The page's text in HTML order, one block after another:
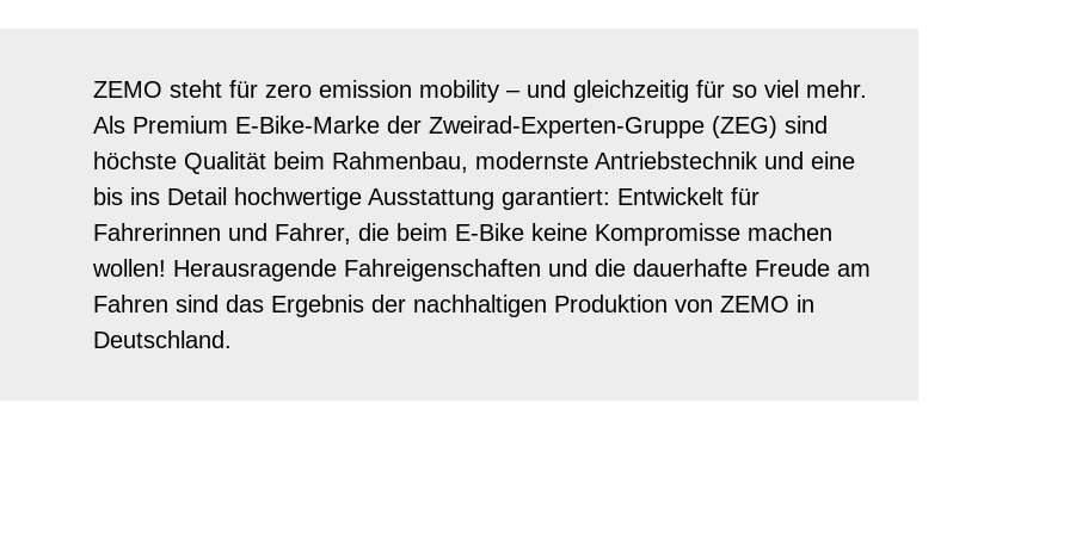
ZEMO steht für zero emission mobility – und gleichzeitig für so viel mehr.
Als Premium E-Bike-Marke der Zweirad-Experten-Gruppe (ZEG) sind
höchste Qualität beim Rahmenbau, modernste Antriebstechnik und eine
bis ins Detail hochwertige Ausstattung garantiert: Entwickelt für
Fahrerinnen und Fahrer, die beim E-Bike keine Kompromisse machen
wollen! Herausragende Fahreigenschaften und die dauerhafte Freude am
Fahren sind das Ergebnis der nachhaltigen Produktion von ZEMO in
Deutschland.